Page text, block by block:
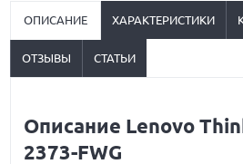
ОПИСАНИЕ ХАРАКТЕРИСТИКИ
ОТЗЫВЫ СТАТЬИ
Описание Lenovo
2373-FWG